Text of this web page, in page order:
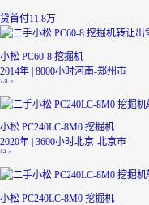
贷首付11.8万
小松 PC60-8 挖掘机
2014年 | 8000小时河南-郑州市
7.8 万
小松 PC240LC-8M0 挖掘机
2020年 | 3600小时北京-北京市
12 万
小松 PC240LC-8M0 挖掘机